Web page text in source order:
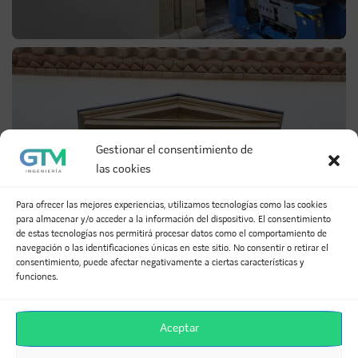
Gestionar el consentimiento de
las cookies
Para ofrecer las mejores experiencias, utilizamos tecnologías como las cookies
para almacenar y/o acceder a la información del dispositivo. El consentimiento
de estas tecnologías nos permitirá procesar datos como el comportamiento de
navegación o las identificaciones únicas en este sitio. No consentir o retirar el
consentimiento, puede afectar negativamente a ciertas características y
funciones.
Aceptar